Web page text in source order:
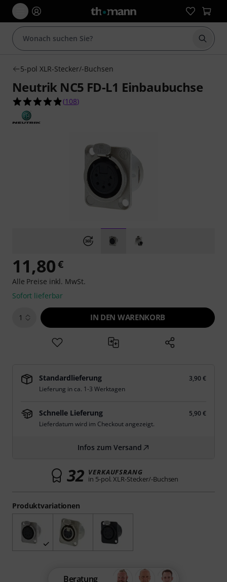
Suche
5-pol XLR-Stecker/-Buchsen
Neutrik NC5 FD-L1 Einbaubuchse
4.9 von 5 Sternen aus 108 Kundenbewertungen
(108)
Produktvariationen
11,80€
Alle Preise inkl. MwSt.
Sofort lieferbar
1 IN DEN WARENKORB
Standardlieferung
3,90 €
Lieferung in ca. 1-3 Werktagen
Schnelle Lieferung
5,90 €
Lieferdatum wird im Checkout angezeigt.
Infos zum Versand
32 VERKAUFSRANG
in 5-pol. XLR-Stecker/-Buchsen
Beratung